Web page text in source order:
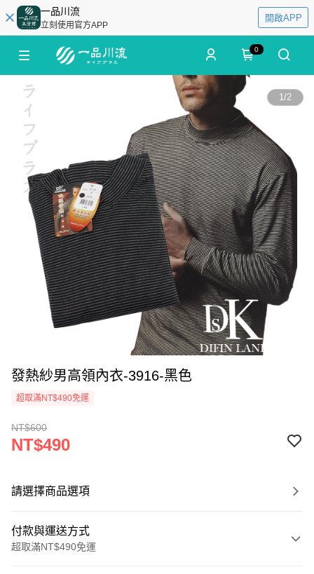
一品川流
立刻使用官方APP
開啟APP
0
1/2
發熱紗男高領內衣-3916-黑色
超取滿NT$490免運
NT$600
NT$490
請選擇商品選項
付款與運送方式
超取滿NT$490免運